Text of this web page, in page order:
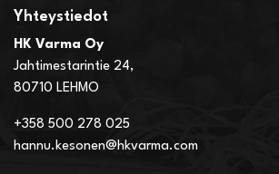
Yhteystiedot
HK Varma Oy
Jahtimestarintie 24,
80710 LEHMO
+358 500 278 025
hannu.kesonen@hkvarma.com